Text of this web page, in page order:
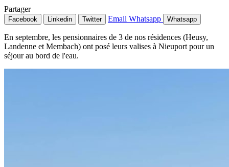
Partager
Facebook Linkedin Twitter Email Whatsapp Whatsapp
En septembre, les pensionnaires de 3 de nos résidences (Heusy,
Landenne et Membach) ont posé leurs valises à Nieuport pour un
séjour au bord de l'eau.